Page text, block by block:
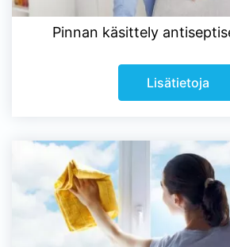
Pinnan käsittely
Lisätietoja